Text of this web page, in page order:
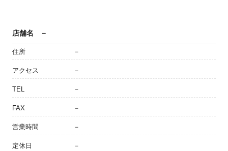
店舗名 －
住所 －
アクセス －
TEL －
FAX －
営業時間 －
定休日 －